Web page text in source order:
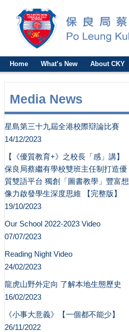
Home What’s New About CKY
Media News
星島第三十九屆全港校際辯論比賽
14/12/2023
【《優質教育+》之校長「感」講】
保良局蔡繼有學校雙班主任制打造優
質雙語平台 獨創「圖書教學」豐富想
像力啟發學生深度思維 【完整版】
19/10/2023
Our School 2022-2023 Video
07/07/2023
Reading Night Video
24/02/2023
龍虎山野外定向 了解本地生態歷史
16/02/2023
《小事大意義》【一個都不能少】
26/11/2022